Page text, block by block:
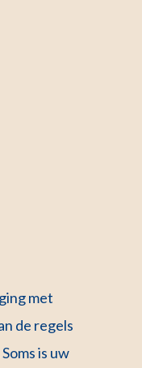
met
de regels
is uw